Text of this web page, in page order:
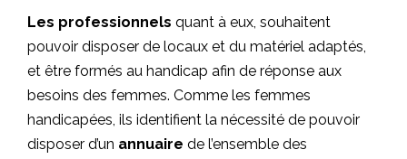
Les professionnels quant à eux, souhaitent
pouvoir disposer de locaux et du matériel adaptés,
et être formés au handicap afin de réponse aux
besoins des femmes. Comme les femmes
handicapées, ils identifient la nécessité de pouvoir
disposer d’un annuaire de l’ensemble des